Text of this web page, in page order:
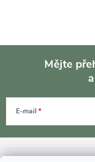
p
Mějte
E-mail